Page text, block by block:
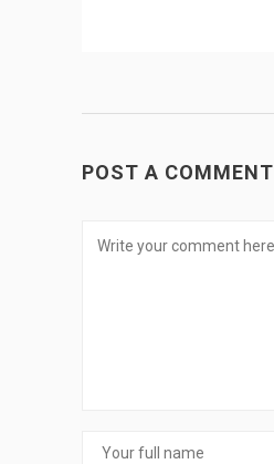
POST A COMMENT